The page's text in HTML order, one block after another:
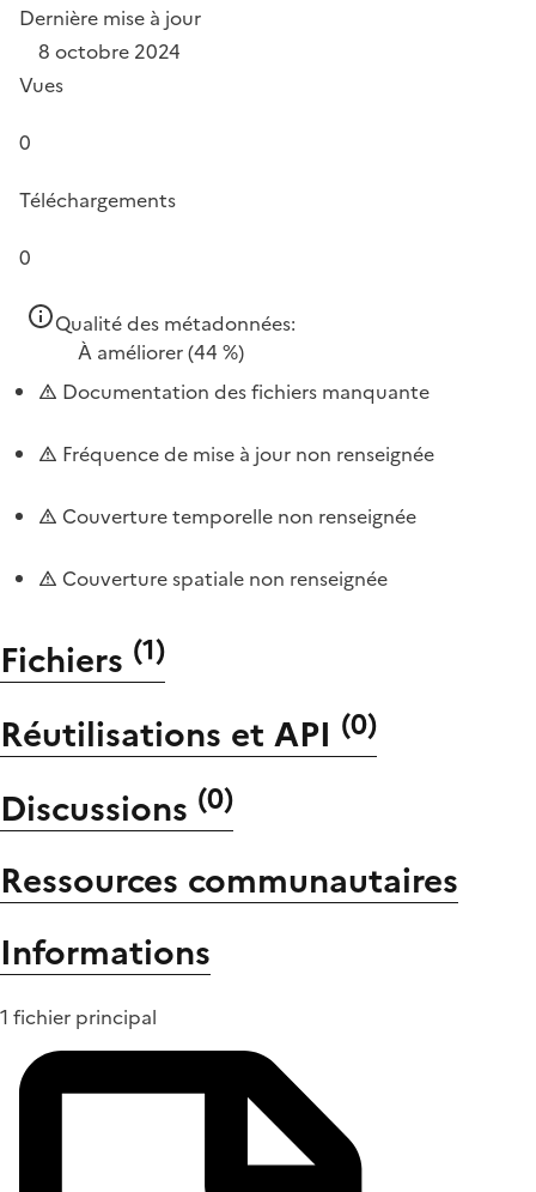
Dernière mise à jour
8 octobre 2024
Vues
0
Téléchargements
0
Qualité des métadonnées:
À améliorer(44 %)
Documentation des fichiers manquante
Fréquence de mise à jour non renseignée
Couverture temporelle non renseignée
Couverture spatiale non renseignée
Fichiers (1)
Réutilisations et API (0)
Discussions (0)
Ressources communautaires
Informations
1 fichier principal